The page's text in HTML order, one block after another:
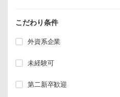
こだわり条件
外資系企業
未経験可
第二新卒歓迎